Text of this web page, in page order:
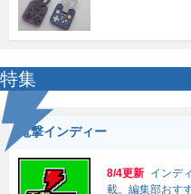
特集
電撃インディー
8/4更新 インデ
載。編集部おす